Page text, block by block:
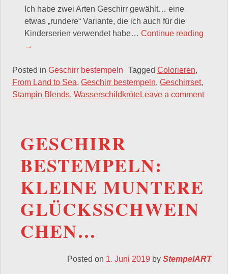
Ich habe zwei Arten Geschirr gewählt… eine
etwas „rundere“ Variante, die ich auch für die
Kinderserien verwendet habe… Continue reading
„Geschirr bestempeln: viele kleine
→
Posted in Geschirr bestempeln Tagged Colorieren,
From Land to Sea, Geschirr bestempeln, Geschirrset,
Stampin Blends, WasserschildkröteLeave a comment
GESCHIRR
BESTEMPELN:
KLEINE MUNTERE
GLÜCKSSCHWEIN
CHEN…
Posted on 1. Juni 2019 by StempelART